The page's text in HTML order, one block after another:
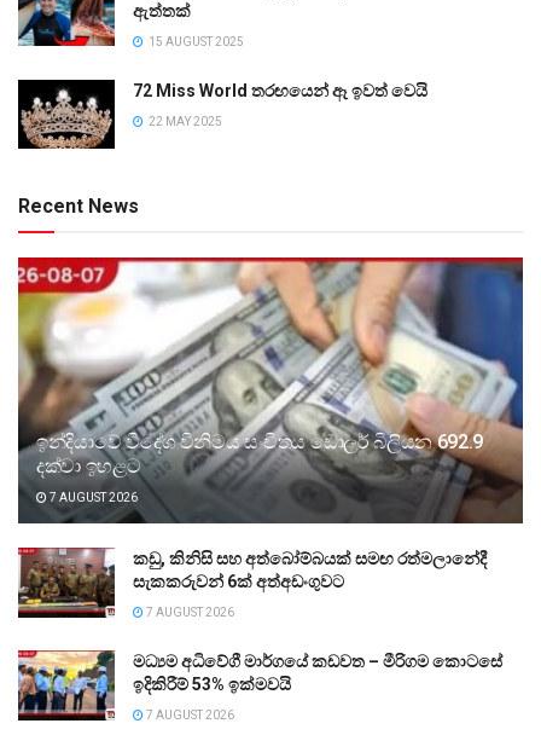
ඇත්තක්
15 AUGUST 2025
72 Miss World තරඟයෙන් ඈ ඉවත් වෙයි
22 MAY 2025
Recent News
ඉන්දියාවේ විදේශ විනිමය සංචිතය ඩොලර් බිලියන 692.9
දක්වා ඉහළට
7 AUGUST 2026
කඩු, කිනිසි සහ අත්බෝම්බයක් සමඟ රත්මලානේදී
සැකකරුවන් 6ක් අත්අඩංගුවට
7 AUGUST 2026
මධ්‍යම අධිවේගී මාර්ගයේ කඩවත – මීරිගම කොටසේ
ඉදිකිරීම් 53% ඉක්මවයි
7 AUGUST 2026